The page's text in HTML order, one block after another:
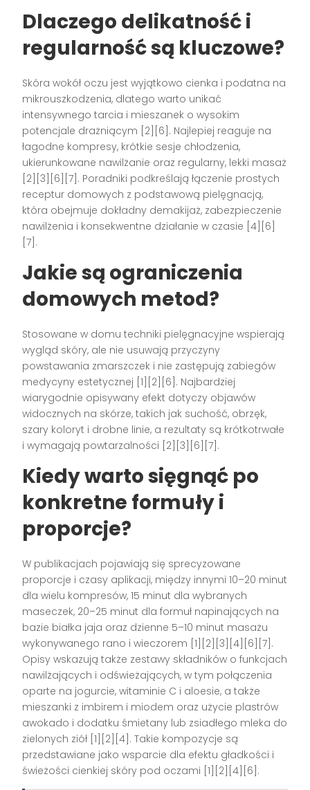
Dlaczego delikatność i
regularność są kluczowe?
Skóra wokół oczu jest wyjątkowo cienka i podatna na
mikrouszkodzenia, dlatego warto unikać
intensywnego tarcia i mieszanek o wysokim
potencjale drażniącym [2][6]. Najlepiej reaguje na
łagodne kompresy, krótkie sesje chłodzenia,
ukierunkowane nawilżanie oraz regularny, lekki masaż
[2][3][6][7]. Poradniki podkreślają łączenie prostych
receptur domowych z podstawową pielęgnacją,
która obejmuje dokładny demakijaż, zabezpieczenie
nawilżenia i konsekwentne działanie w czasie [4][6]
[7].
Jakie są ograniczenia
domowych metod?
Stosowane w domu techniki pielęgnacyjne wspierają
wygląd skóry, ale nie usuwają przyczyny
powstawania zmarszczek i nie zastępują zabiegów
medycyny estetycznej [1][2][6]. Najbardziej
wiarygodnie opisywany efekt dotyczy objawów
widocznych na skórze, takich jak suchość, obrzęk,
szary koloryt i drobne linie, a rezultaty są krótkotrwałe
i wymagają powtarzalności [2][3][6][7].
Kiedy warto sięgnąć po
konkretne formuły i
proporcje?
W publikacjach pojawiają się sprecyzowane
proporcje i czasy aplikacji, między innymi 10–20 minut
dla wielu kompresów, 15 minut dla wybranych
maseczek, 20–25 minut dla formuł napinających na
bazie białka jaja oraz dzienne 5–10 minut masażu
wykonywanego rano i wieczorem [1][2][3][4][6][7].
Opisy wskazują także zestawy składników o funkcjach
nawilżających i odświeżających, w tym połączenia
oparte na jogurcie, witaminie C i aloesie, a także
mieszanki z imbirem i miodem oraz użycie plastrów
awokado i dodatku śmietany lub zsiadłego mleka do
zielonych ziół [1][2][4]. Takie kompozycje są
przedstawiane jako wsparcie dla efektu gładkości i
świeżości cienkiej skóry pod oczami [1][2][4][6].